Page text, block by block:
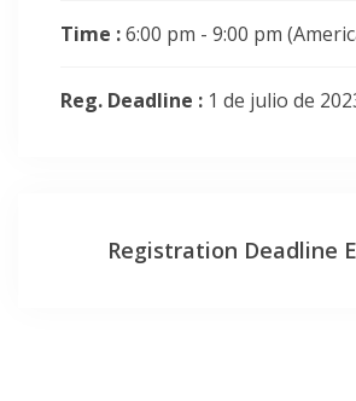
Time :6:00 pm - 9:00 pm
Reg. Deadline : 1 de julio de
Registration Deadline